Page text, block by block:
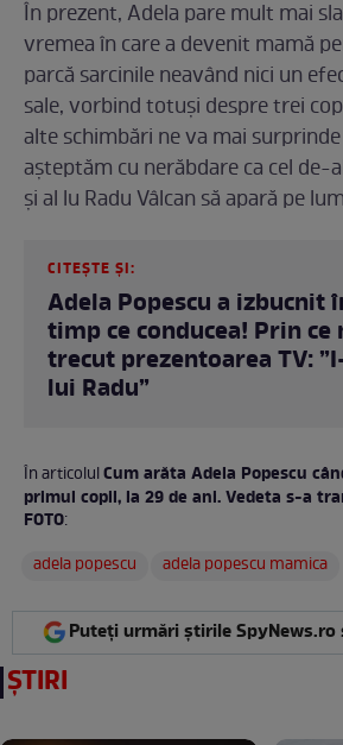
În prezent, Adela pare mult mai
vremea în care a devenit mamă
parcă sarcinile neavând nici un
sale, vorbind totuși despre trei
alte schimbări ne va mai
așteptăm cu nerăbdare ca cel de-
și al lu Radu Vâlcan să apară pe
CITEȘTE ȘI:
Adela Popescu a izbucnit
timp ce conducea! Prin ce
trecut prezentoarea TV:
lui Radu”
În articolulCum arăta Adela Popescu
primul copil, la 29 de ani. Vedeta s-a
FOTO:
adela popescu
adela popescu mamica
Puteți urmări știrile SpyNews.ro
ȘTIRI